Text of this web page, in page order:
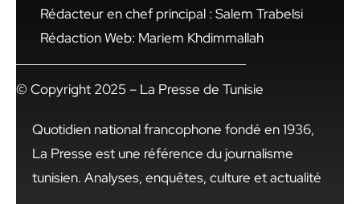
Rédacteur en chef principal : Salem Trabelsi
Rédaction Web: Mariem Khdimmallah
© Copyright 2025 – La Presse de Tunisie
Quotidien national francophone fondé en 1936,
La Presse est une référence du journalisme
tunisien. Analyses, enquêtes, culture et actualité